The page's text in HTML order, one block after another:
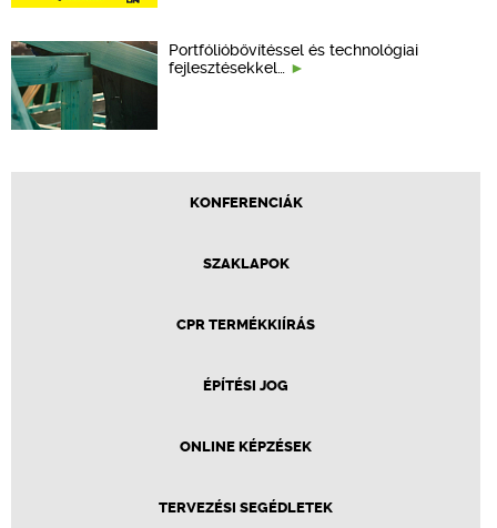
Portfólióbővítéssel és technológiai
fejlesztésekkel…
KONFERENCIÁK
SZAKLAPOK
CPR TERMÉKKIÍRÁS
ÉPÍTÉSI JOG
ONLINE KÉPZÉSEK
TERVEZÉSI SEGÉDLETEK